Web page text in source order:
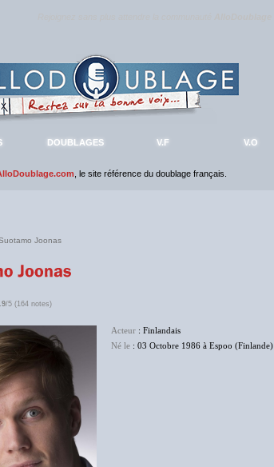
DOUBLAGES V.F V.O
, le site référence du doublage français.
Joonas
/5 (164 notes)
Acteur : Finlandais
Né le : 03 Octobre 1986 à Espoo (Finlande)